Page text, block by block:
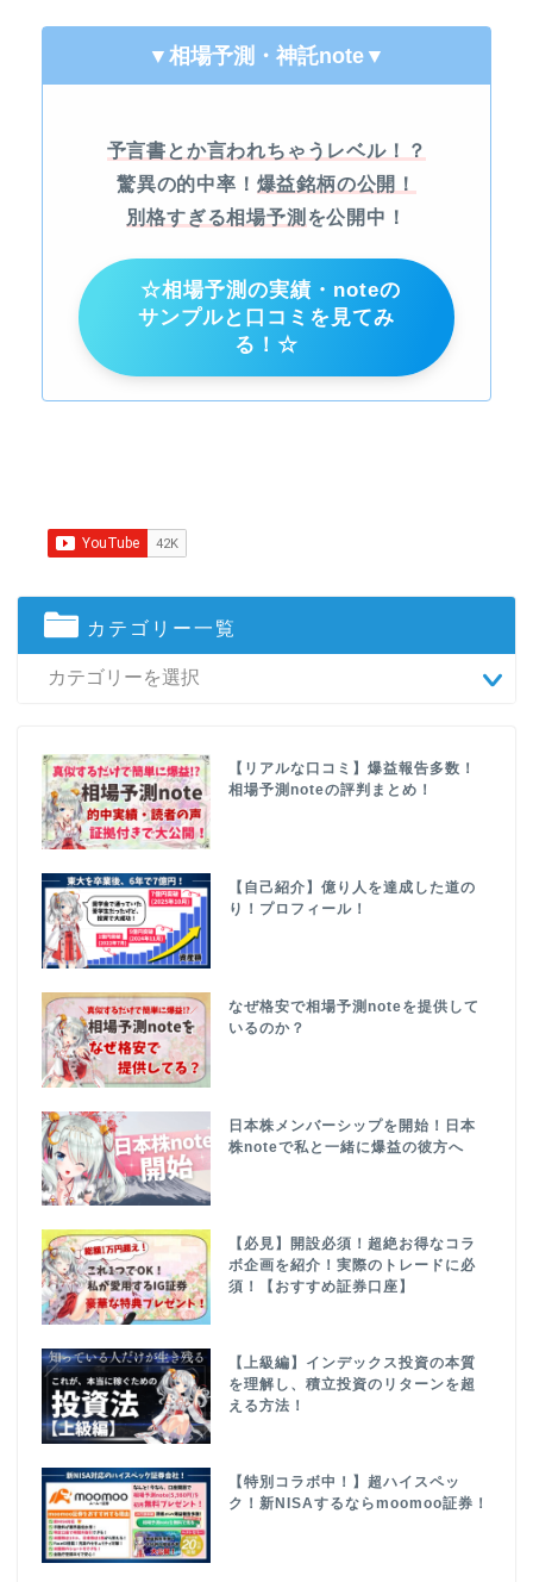
▼相場予測・神託note ▼
予言書とか言われちゃうレベル！？
驚異の的中率！ 爆益銘柄の公開！
別格すぎる相場予測 を公開中！
☆相場予測の実績・noteの
サンプルと口コミを見てみ
る！☆
カテゴリー一覧
【リアルな口コミ】爆益報告多数！
相場予測noteの評判まとめ！
【自己紹介】億り人を達成した道の
り！プロフィール！
なぜ格安で相場予測noteを提供して
いるのか？
日本株メンバーシップを開始！日本
株noteで私と一緒に爆益の彼方へ
【必見】開設必須！超絶お得なコラ
ボ企画を紹介！実際のトレードに必
須！【おすすめ証券口座】
【上級編】インデックス投資の本質
を理解し、積立投資のリターンを超
える方法！
【特別コラボ中！】超ハイスペッ
ク！新NISAするならmoomoo証券！